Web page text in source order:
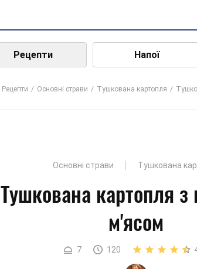
Рецепти Напої
Рецепти Основні страви Тушкована картопля
Основні страви Тушкована
Тушкована картопля з
м'ясом
7 120